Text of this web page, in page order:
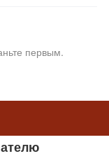
первым.